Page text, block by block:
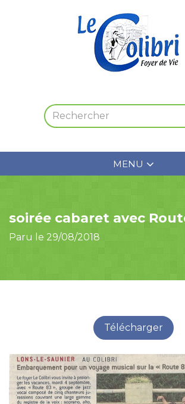
MENU
soirée cabaret avec
Paru le 29/08/2018
Télécharger